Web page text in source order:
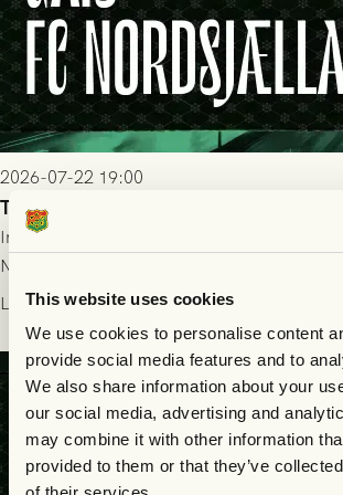
This website uses cookies
We use cookies to personalise content
provide social media features and to
We also share information about your
our social media, advertising and
may combine it with other information
provided to them or that they’ve
2026-07-22 19:00
Truppen till GAIS - FC Nordsjælland
Imorgon torsdag spelar GAIS herrar
Nordsjælland på Gamla Ullevi med avspark
Holmberg och ledarstaben har tagit ut
matchen:
Läs mer